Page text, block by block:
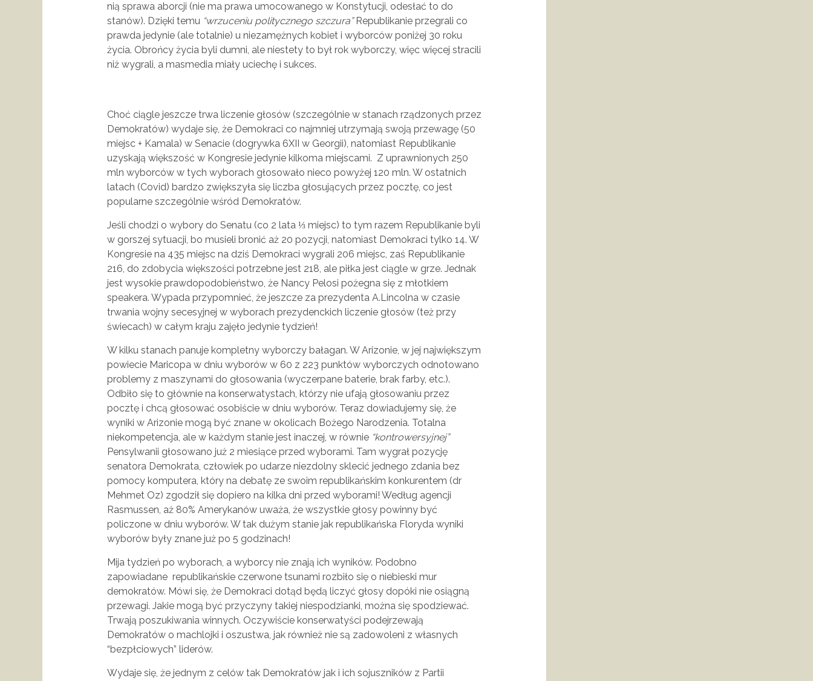
nią sprawa aborcji (nie ma prawa umocowanego w Konstytucji, odesłać to do
stanów). Dzięki temu “wrzuceniu politycznego szczura”Republikanie przegrali co
prawda jedynie (ale totalnie) u niezamężnych kobiet i wyborców poniżej 30 roku
życia. Obrońcy życia byli dumni, ale niestety to był rok wyborczy, więc więcej stracili
niż wygrali, a masmedia miały uciechę i sukces.
Choć ciągle jeszcze trwa liczenie głosów (szczególnie w stanach rządzonych przez
Demokratów) wydaje się, że Demokraci co najmniej utrzymają swoją przewagę (50
miejsc + Kamala) w Senacie (dogrywka 6XII w Georgii), natomiast Republikanie
uzyskają większość w Kongresie jedynie kilkoma miejscami. Z uprawnionych 250
mln wyborców w tych wyborach głosowało nieco powyżej 120 mln. W ostatnich
latach (Covid) bardzo zwiększyła się liczba głosujących przez pocztę, co jest
popularne szczególnie wśród Demokratów.
Jeśli chodzi o wybory do Senatu (co 2 lata ⅓ miejsc) to tym razem Republikanie byli
w gorszej sytuacji, bo musieli bronić aż 20 pozycji, natomiast Demokraci tylko 14. W
Kongresie na 435 miejsc na dziś Demokraci wygrali 206 miejsc, zaś Republikanie
216, do zdobycia większości potrzebne jest 218, ale piłka jest ciągle w grze. Jednak
jest wysokie prawdopodobieństwo, że Nancy Pelosi pożegna się z młotkiem
speakera. Wypada przypomnieć, że jeszcze za prezydenta A.Lincolna w czasie
trwania wojny secesyjnej w wyborach prezydenckich liczenie głosów (też przy
świecach) w całym kraju zajęło jedynie tydzień!
W kilku stanach panuje kompletny wyborczy bałagan. W Arizonie, w jej największym
powiecie Maricopa w dniu wyborów w 60 z 223 punktów wyborczych odnotowano
problemy z maszynami do głosowania (wyczerpane baterie, brak farby, etc.).
Odbiło się to głównie na konserwatystach, którzy nie ufają głosowaniu przez
pocztę i chcą głosować osobiście w dniu wyborów. Teraz dowiadujemy się, że
wyniki w Arizonie mogą być znane w okolicach Bożego Narodzenia. Totalna
niekompetencja, ale w każdym stanie jest inaczej, w równie “kontrowersyjnej”
Pensylwanii głosowano już 2 miesiące przed wyborami. Tam wygrał pozycję
senatora Demokrata, człowiek po udarze niezdolny sklecić jednego zdania bez
pomocy komputera, który na debatę ze swoim republikańskim konkurentem (dr
Mehmet Oz) zgodził się dopiero na kilka dni przed wyborami! Według agencji
Rasmussen, aż 80% Amerykanów uważa, że wszystkie głosy powinny być
policzone w dniu wyborów. W tak dużym stanie jak republikańska Floryda wyniki
wyborów były znane już po 5 godzinach!
Mija tydzień po wyborach, a wyborcy nie znają ich wyników. Podobno
zapowiadane republikańskie czerwone tsunami rozbiło się o niebieski mur
demokratów. Mówi się, że Demokraci dotąd będą liczyć głosy dopóki nie osiągną
przewagi. Jakie mogą być przyczyny takiej niespodzianki, można się spodziewać.
Trwają poszukiwania winnych. Oczywiście konserwatyści podejrzewają
Demokratów o machlojki i oszustwa, jak również nie są zadowoleni z własnych
“bezpłciowych” liderów.
Wydaje się, że jednym z celów tak Demokratów jak i ich sojuszników z Partii